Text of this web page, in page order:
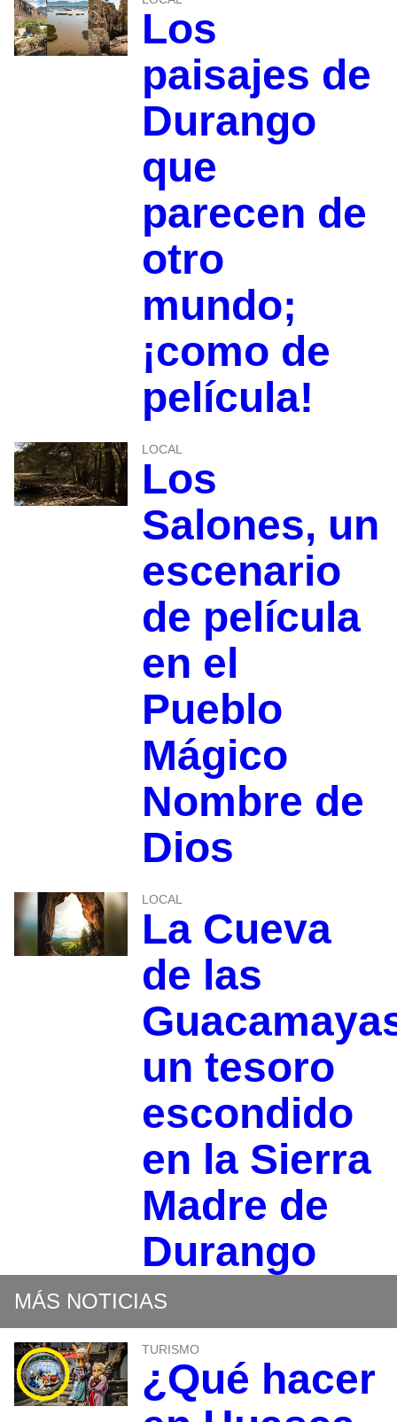
Los
paisajes de
Durango
que
parecen de
otro
mundo;
¡como de
película!
LOCAL
Los
Salones, un
escenario
de película
en el
Pueblo
Mágico
Nombre de
Dios
LOCAL
La Cueva
de las
un tesoro
escondido
en la Sierra
Madre de
Durango
MÁS NOTICIAS
TURISMO
¿Qué hacer